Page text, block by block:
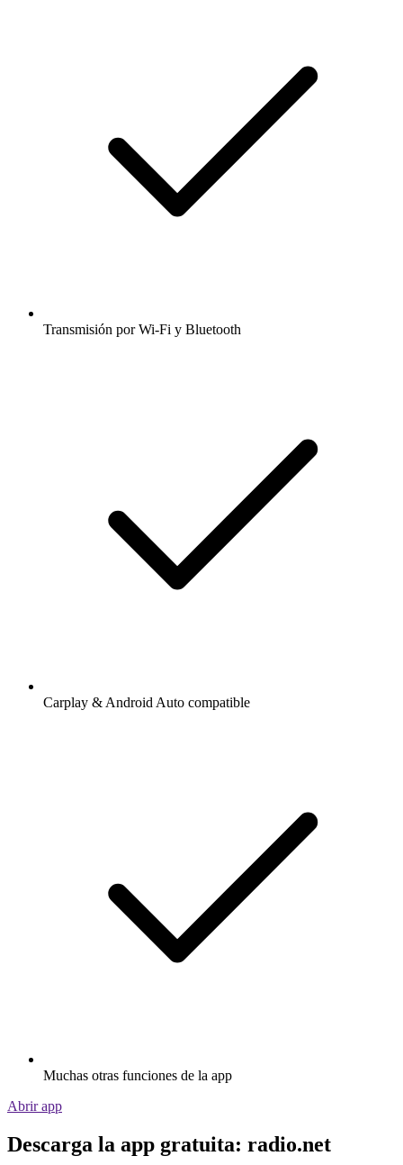
Transmisión por Wi-Fi y Bluetooth
Carplay & Android Auto compatible
Muchas otras funciones de la app
Abrir app
Descarga la app gratuita: radio.net